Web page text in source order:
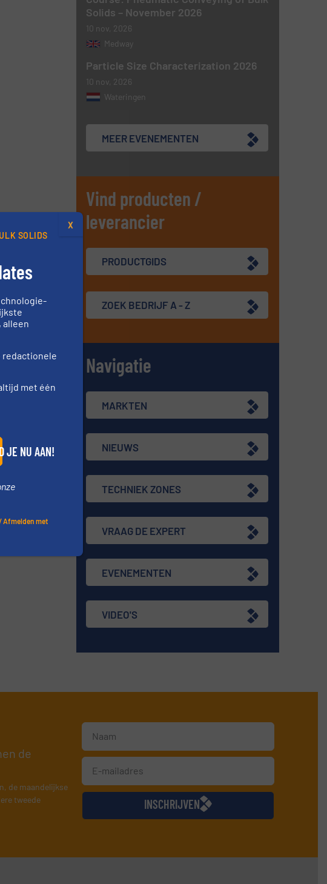
Solids – November 2026
10 nov, 2026
Medway
Particle Size Characterization 2026
10 nov, 2026
Wateringen
MEER EVENEMENTEN
Vind producten /
leverancier
PRODUCTGIDS
ZOEK BEDRIJF A - Z
Navigatie
MARKTEN
NIEUWS
TECHNIEK ZONES
VRAAG DE EXPERT
EVENEMENTEN
VIDEO'S
de
de maandelijkse
tweede
INSCHRIJVEN
SOLIDS
alleen
redactionele
met één
JE NU AAN!
Afmelden met
X